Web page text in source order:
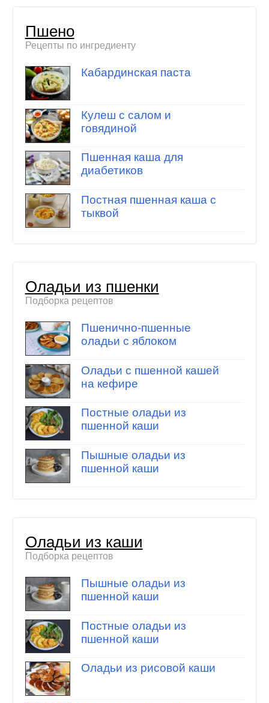
Пшено
Рецепты по ингредиенту
Кабардинская паста
Кулеш с салом и
говядиной
Пшенная каша для
диабетиков
Постная пшенная каша с
тыквой
Оладьи из пшенки
Подборка рецептов
Пшенично-пшенные
оладьи с яблоком
Оладьи с пшенной кашей
на кефире
Постные оладьи из
пшенной каши
Пышные оладьи из
пшенной каши
Оладьи из каши
Подборка рецептов
Пышные оладьи из
пшенной каши
Постные оладьи из
пшенной каши
Оладьи из рисовой каши